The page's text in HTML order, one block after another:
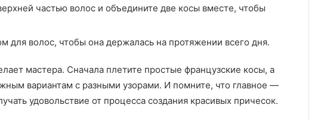
частью волос и объедините две косы вместе, чтобы
для волос, чтобы она держалась на протяжении всего дня.
мастера. Сначала плетите простые французские косы, а
вариантам с разными узорами. И помните, что главное —
удовольствие от процесса создания красивых причесок.